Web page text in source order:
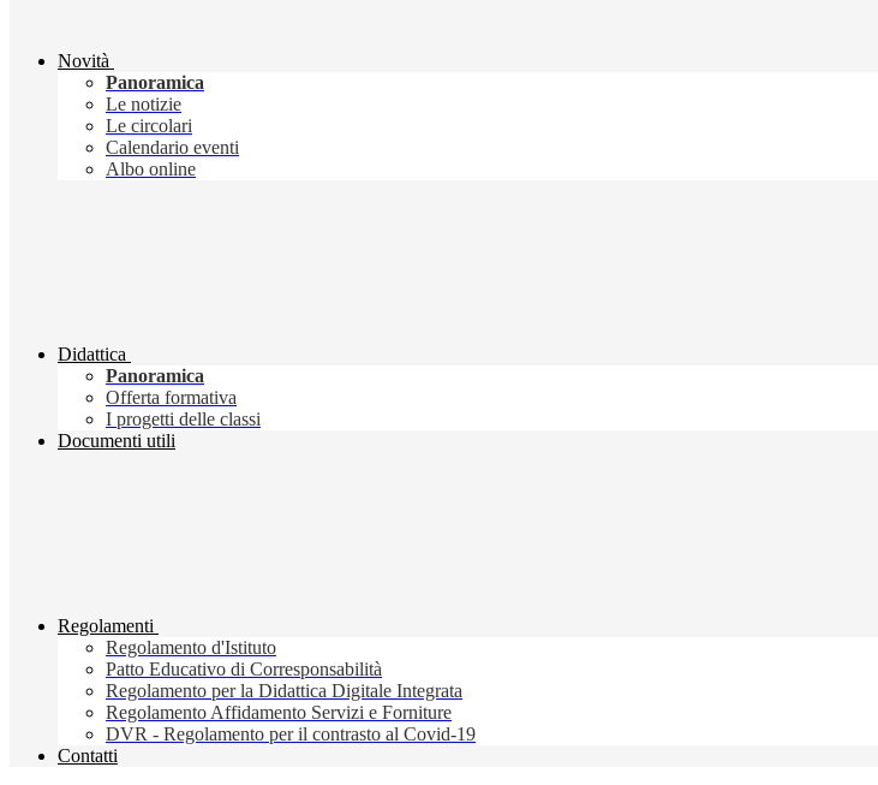
Novità
Panoramica
Le notizie
Le circolari
Calendario eventi
Albo online
Didattica
Panoramica
Offerta formativa
I progetti delle classi
Documenti utili
Regolamenti
Regolamento d'Istituto
Patto Educativo di Corresponsabilità
Regolamento per la Didattica Digitale Integrata
Regolamento Affidamento Servizi e Forniture
DVR - Regolamento per il contrasto al Covid-19
Contatti